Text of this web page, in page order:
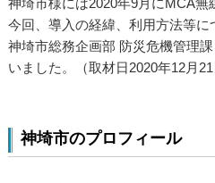
神埼市様には2020年9月にMCA無
今回、導入の経緯、利用方法等に
神埼市総務企画部 防災危機管理
いました。（取材日2020年12月21
神埼市のプロフィール